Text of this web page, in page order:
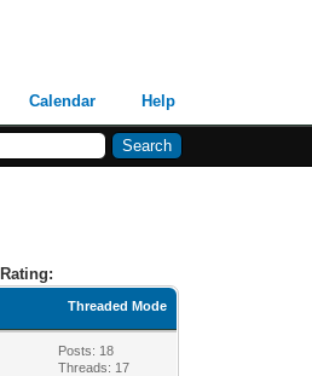
Calendar Help
Threaded Mode
Posts: 18
Threads: 17